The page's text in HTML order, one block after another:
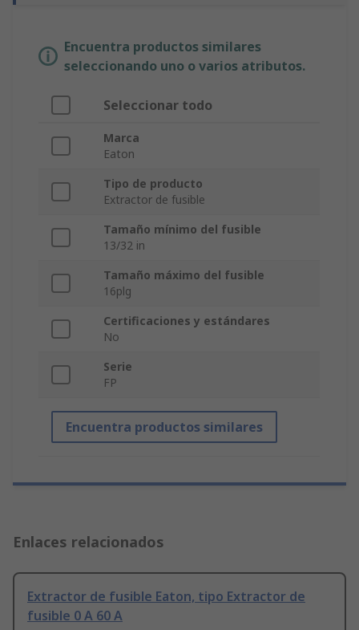
Encuentra productos similares
seleccionando uno o varios atributos.
Seleccionar todo
Marca
Eaton
Tipo de producto
Extractor de fusible
Tamaño mínimo del fusible
13/32 in
Tamaño máximo del fusible
16plg
Certificaciones y estándares
No
Serie
FP
Encuentra productos similares
Enlaces relacionados
Extractor de fusible Eaton, tipo Extractor de
fusible 0 A 60 A